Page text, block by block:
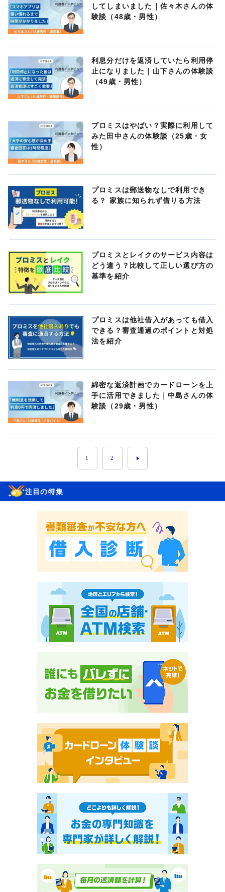
してしまいました｜佐々木さんの体
験談（48歳・男性）
利息分だけを返済していたら利用停
止になりました｜山下さんの体験談
（49歳・男性）
プロミスはやばい？実際に利用して
みた田中さんの体験談（25歳・女
性）
プロミスは郵送物なしで利用でき
る？ 家族に知られず借りる方法
プロミスとレイクのサービス内容は
どう違う？比較して正しい選び方の
基準を紹介
プロミスは他社借入があっても借入
できる？審査通過のポイントと対処
法を紹介
綿密な返済計画でカードローンを上
手に活用できました｜中島さんの体
験談（29歳・男性）
1 2
注目の特集